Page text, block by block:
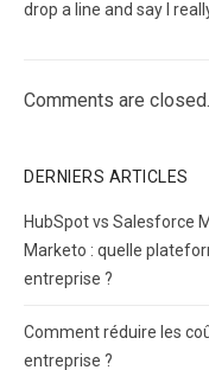
drop a line and say I
Comments are closed.
DERNIERS ARTICLES
HubSpot vs Salesforce
Marketo : quelle
entreprise ?
Comment réduire les
entreprise ?